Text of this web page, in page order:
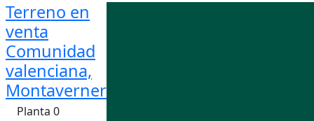
Terreno en
venta
Comunidad
valenciana,
Montaverner
Planta 0